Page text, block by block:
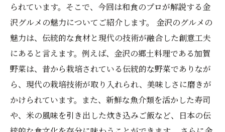
られています。そこで、今回は和食のプロが解説する金
沢グルメの魅力についてご紹介します。 金沢のグルメの
魅力は、伝統的な食材と現代の技術が融合した創意工夫
にあると言えます。例えば、金沢の郷土料理である加賀
野菜は、昔から栽培されている伝統的な野菜でありなが
ら、現代の栽培技術が取り入れられ、美味しさに磨きが
かけられています。また、新鮮な魚介類を活かした寿司
や、米の風味を引き出した炊き込みご飯など、日本の伝